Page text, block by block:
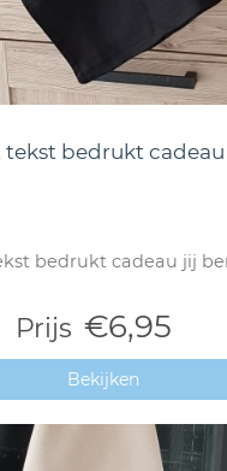
bedrukt
bedrukt cadeau jij
Prijs €6,95
Bekijken